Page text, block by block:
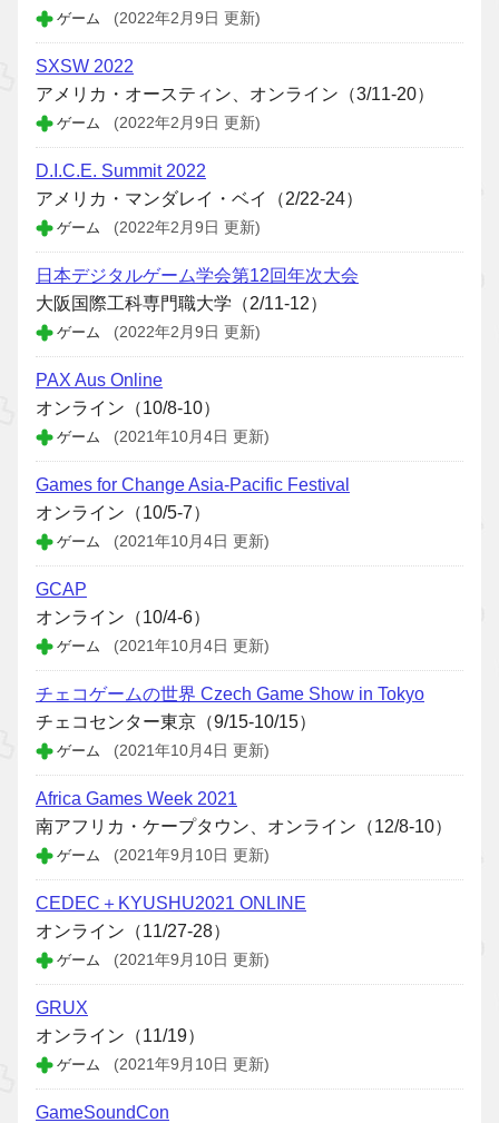
ゲーム (2022年2月9日 更新)
SXSW 2022
アメリカ・オースティン、オンライン（3/11-20）
ゲーム (2022年2月9日 更新)
D.I.C.E. Summit 2022
アメリカ・マンダレイ・ベイ（2/22-24）
ゲーム (2022年2月9日 更新)
日本デジタルゲーム学会第12回年次大会
大阪国際工科専門職大学（2/11-12）
ゲーム (2022年2月9日 更新)
PAX Aus Online
オンライン（10/8-10）
ゲーム (2021年10月4日 更新)
Games for Change Asia-Pacific Festival
オンライン（10/5-7）
ゲーム (2021年10月4日 更新)
GCAP
オンライン（10/4-6）
ゲーム (2021年10月4日 更新)
チェコゲームの世界 Czech Game Show in Tokyo
チェコセンター東京（9/15-10/15）
ゲーム (2021年10月4日 更新)
Africa Games Week 2021
南アフリカ・ケープタウン、オンライン（12/8-10）
ゲーム (2021年9月10日 更新)
CEDEC＋KYUSHU2021 ONLINE
オンライン（11/27-28）
ゲーム (2021年9月10日 更新)
GRUX
オンライン（11/19）
ゲーム (2021年9月10日 更新)
GameSoundCon